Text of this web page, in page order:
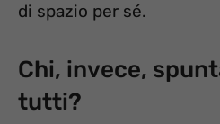
di spazio per sé.
Chi, invece,
tutti?